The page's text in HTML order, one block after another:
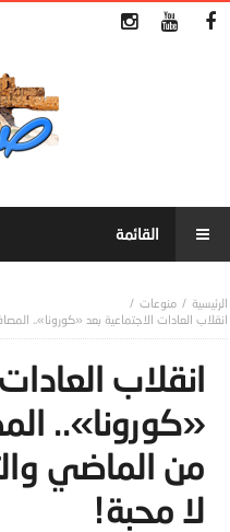
منوعات
انقلاب العادات الاجتماعية بعد «كورونا»..
انقلاب
«كورونا»..
من الماضي
لا محبة!